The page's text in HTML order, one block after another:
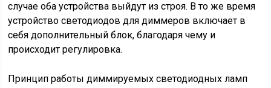
случае оба устройства выйдут из строя. В то же время
устройство светодиодов для диммеров включает в
себя дополнительный блок, благодаря чему и
происходит регулировка.
Принцип работы диммируемых светодиодных ламп